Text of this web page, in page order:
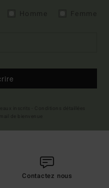
Contactez nous